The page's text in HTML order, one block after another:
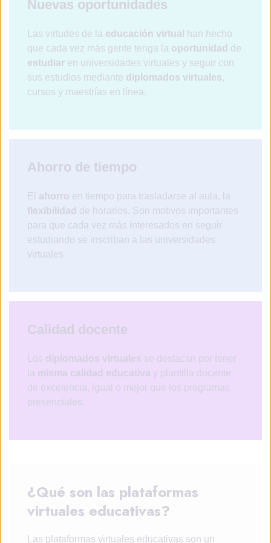
Nuevas oportunidades
Las virtudes de la educación virtual
han hecho
que cada vez más gente tenga la oportunidad de
estudiar en universidades virtuales y seguir con
sus estudios mediante diplomados virtuales,
cursos y maestrías en línea.
Ahorro de tiempo
El ahorro en tiempo para trasladarse al aula, la
flexibilidad de horarios. Son motivos importantes
para que cada vez más interesados en seguir
estudiando se inscriban a las universidades
virtuales
Calidad docente
Los diplomados virtuales se destacan por tener
la misma calidad educativa y plantilla docente
de excelencia, igual o mejor que los programas
presenciales.
¿Qué son las plataformas
virtuales educativas?
Las plataformas virtuales educativas son un